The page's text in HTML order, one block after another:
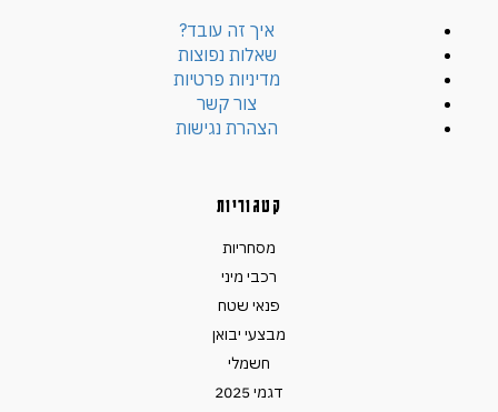
איך זה עובד?
שאלות נפוצות
מדיניות פרטיות
צור קשר
הצהרת נגישות
קטגוריות
מסחריות
רכבי מיני
פנאי שטח
מבצעי יבואן
חשמלי
דגמי 2025